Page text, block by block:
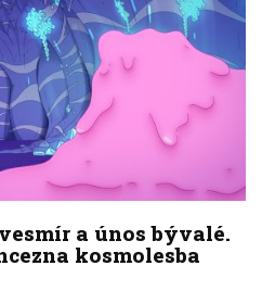
a únos bývalé.
kosmolesba